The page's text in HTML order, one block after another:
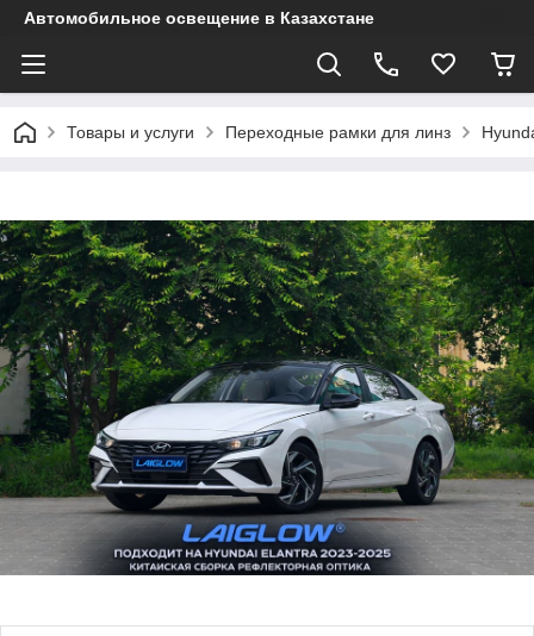
Автомобильное освещение в Казахстане
Товары и услуги Переходные рамки для линз